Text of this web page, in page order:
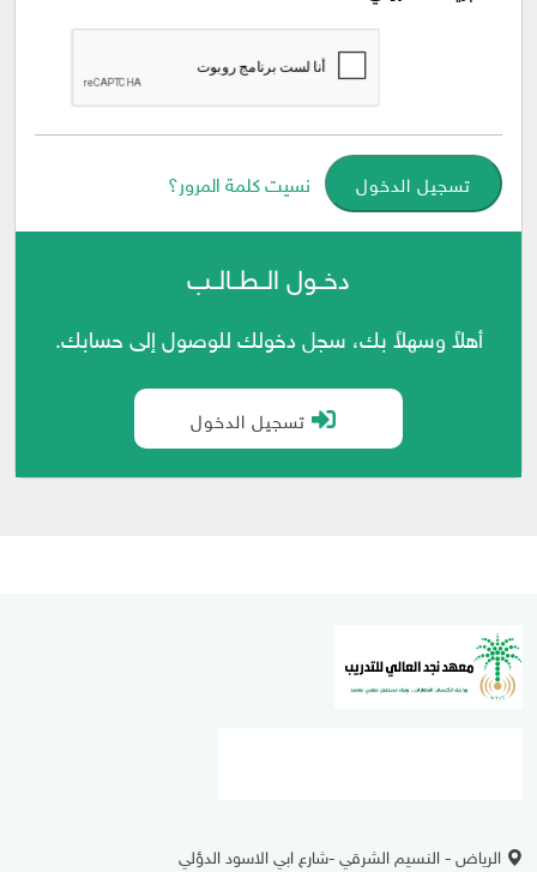
تسجيل الدخول نسيت كلمة المرور؟
دخــول الــطــالــب
أهلاً وسهلاً بك، سجل دخولك للوصول إلى حسابك.
تسجيل الدخول
الرياض - النسيم الشرقي -شارع ابي الاسود الدؤلي